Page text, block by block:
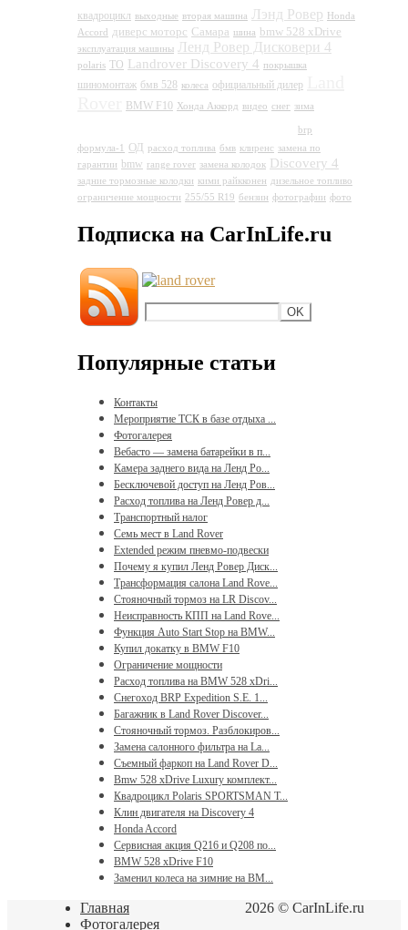
квадроцикл выходные вторая машина Лэнд Ровер
Honda
Accord
диверс моторс Самара шина bmw 528 xDrive
эксплуатация машины Ленд Ровер Дисковери 4
polaris ТО Landrover Discovery 4 покрышка
шиномонтаж бмв 528 колеса официальный дилер
BMW F10 Хонда Аккорд видео снег зима
brp
формула-1
ОД расход топлива бмв клиренс замена по
гарантии
bmw range rover замена колодок Discovery 4
задние тормозные колодки кими райкконен дизельное топливо
ограничение мощности 255/55 R19 бензин фотографии фото
Подписка на CarInLife.ru
Популярные статьи
Контакты
Мероприятие ТСК в базе отдыха ...
Фотогалерея
Вебасто — замена батарейки в п...
Камера заднего вида на Ленд Ро...
Бесключевой доступ на Ленд Ров...
Расход топлива на Ленд Ровер д...
Транспортный налог
Семь мест в Land Rover
Extended режим пневмо-подвески
Почему я купил Ленд Ровер Диск...
Трансформация салона Land Rove...
Стояночный тормоз на LR Discov...
Неисправность КПП на Land Rove...
Функция Auto Start Stop на BMW...
Купил докатку в BMW F10
Ограничение мощности
Расход топлива на BMW 528 xDri...
Снегоход BRP Expedition S.E. 1...
Багажник в Land Rover Discover...
Стояночный тормоз. Разблокиров...
Замена салонного фильтра на La...
Съемный фаркоп на Land Rover D...
Bmw 528 xDrive Luxury комплект...
Квадроцикл Polaris SPORTSMAN T...
Клин двигателя на Discovery 4
Honda Accord
Сервисная акция Q216 и Q208 по...
BMW 528 xDrive F10
Заменил колеса на зимние на BM...
2026 © CarInLife.ru
Главная
Фотогалерея